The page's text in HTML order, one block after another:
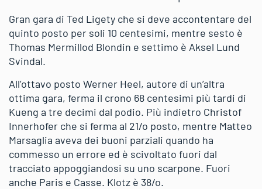
Gran gara di Ted Ligety che si deve accontentare del
quinto posto per soli 10 centesimi, mentre sesto è
Thomas Mermillod Blondin e settimo è Aksel Lund
Svindal.
All’ottavo posto Werner Heel, autore di un’altra
ottima gara, ferma il crono 68 centesimi più tardi di
Kueng a tre decimi dal podio. Più indietro Christof
Innerhofer che si ferma al 21/o posto, mentre Matteo
Marsaglia aveva dei buoni parziali quando ha
commesso un errore ed è scivoltato fuori dal
tracciato appoggiandosi su uno scarpone. Fuori
anche Paris e Casse. Klotz è 38/o.